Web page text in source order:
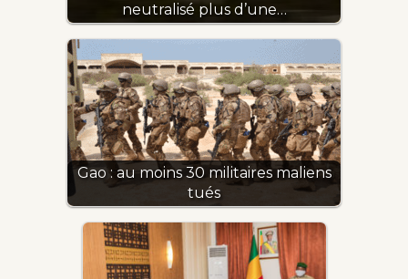
neutralisé plus d’une…
Gao : au moins 30 militaires maliens
tués